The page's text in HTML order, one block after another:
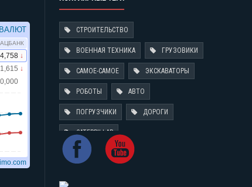
СТРОИТЕЛЬСТВО
ВОЕННАЯ ТЕХНИКА ГРУЗОВИКИ
САМОЕ-САМОЕ ЭКСКАВАТОРЫ
РОБОТЫ АВТО
ПОГРУЗЧИКИ ДОРОГИ
CATERPILLAR